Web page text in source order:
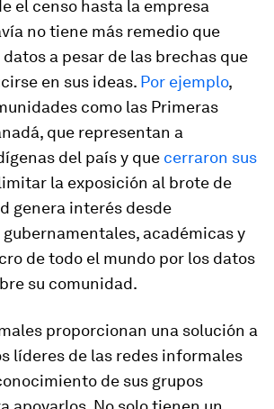
el censo hasta la empresa
no tiene más remedio que
a pesar de las brechas que
en sus ideas. Por ejemplo,
como las Primeras
que representan a
del país y que cerraron sus
la exposición al brote de
genera interés desde
académicas y
de todo el mundo por los datos
su comunidad.
proporcionan una solución a
líderes de las redes informales
de sus grupos